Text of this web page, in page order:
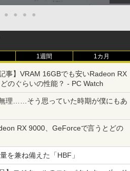
● ● ● ●
1週間 1カ月
事】VRAM 16GBでも安いRadeon RX
のぐらいの性能？ - PC Watch
理……そう思っていた時期が僕にもあ
RX 9000、GeForceで言うとどの
を兼ね備えた「HBF」